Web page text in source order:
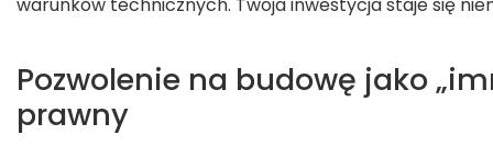
warunków technicznych. Twoja inwestycja staje się
Pozwolenie na budowę jako
prawny